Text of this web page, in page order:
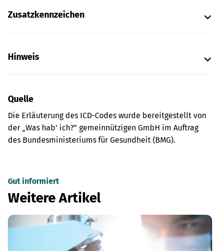
Zusatzkennzeichen
Hinweis
Quelle
Die Erläuterung des ICD-Codes wurde bereitgestellt von
der „Was hab’ ich?” gemeinnützigen GmbH im Auftrag
des Bundesministeriums für Gesundheit (BMG).
Gut informiert
Weitere Artikel